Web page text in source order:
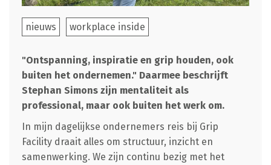
nieuws workplace inside
"Ontspanning, inspiratie en grip houden, ook
buiten het ondernemen." Daarmee beschrijft
Stephan Simons zijn mentaliteit als
professional, maar ook buiten het werk om.
In mijn dagelijkse ondernemers reis bij Grip
Facility draait alles om structuur, inzicht en
samenwerking. We zijn continu bezig met het